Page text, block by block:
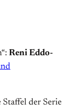
Reni Eddo-
Staffel der Serie